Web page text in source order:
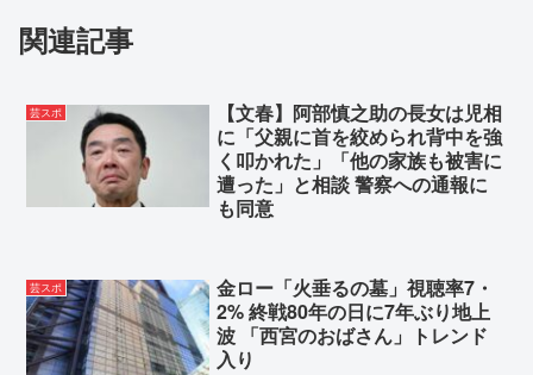
原爆投下なんてなかったというデマが出回りだす
AIでロリコン画像自作しただけのおじさん、🇺🇸か
らの通報で逮捕
Powered by livedoor 相互RSS
関連記事
芸スポ
【文春】阿部慎之助の長女は児相
に「父親に首を絞められ背中を強
く叩かれた」「他の家族も被害に
遭った」と相談 警察への通報に
も同意
芸スポ
金ロー「火垂るの墓」視聴率7・
2% 終戦80年の日に7年ぶり地上
波 「西宮のおばさん」トレンド
入り